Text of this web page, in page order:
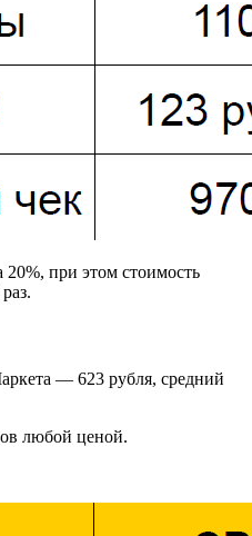
20%, при этом стоимость
— 623 рубля, средний
любой ценой.